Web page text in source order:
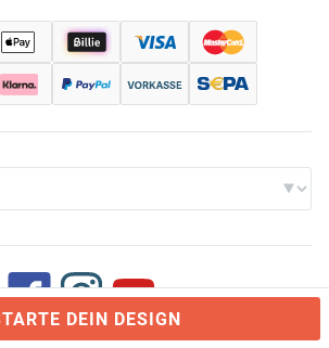
DEIN DESIGN